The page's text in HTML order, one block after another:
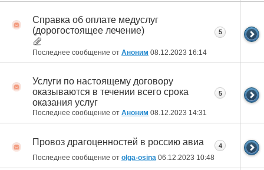
Справка об оплате медуслуг
(дорогостоящее лечение)
Последнее сообщение от Аноним 08.12.2023 16:14
5
Услуги по настоящему договору
оказываются в течении всего срока
оказания услуг
Последнее сообщение от Аноним 08.12.2023 14:31
5
Провоз драгоценностей в россию авиа
Последнее сообщение от olga-osina 06.12.2023 10:48
4